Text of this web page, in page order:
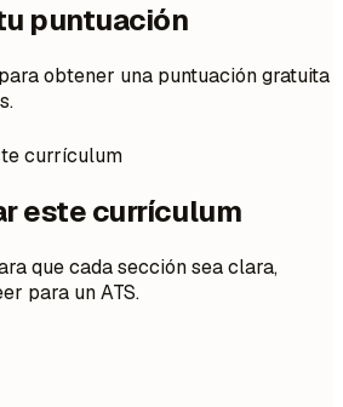
puntuación
obtener una puntuación gratuita
currículum
este currículum
que cada sección sea clara,
para un ATS.